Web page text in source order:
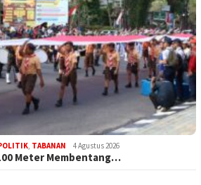
, TABANAN 4 Agustus 2026
Meter Membentang…